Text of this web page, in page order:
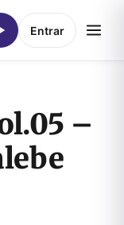
Entrar
–